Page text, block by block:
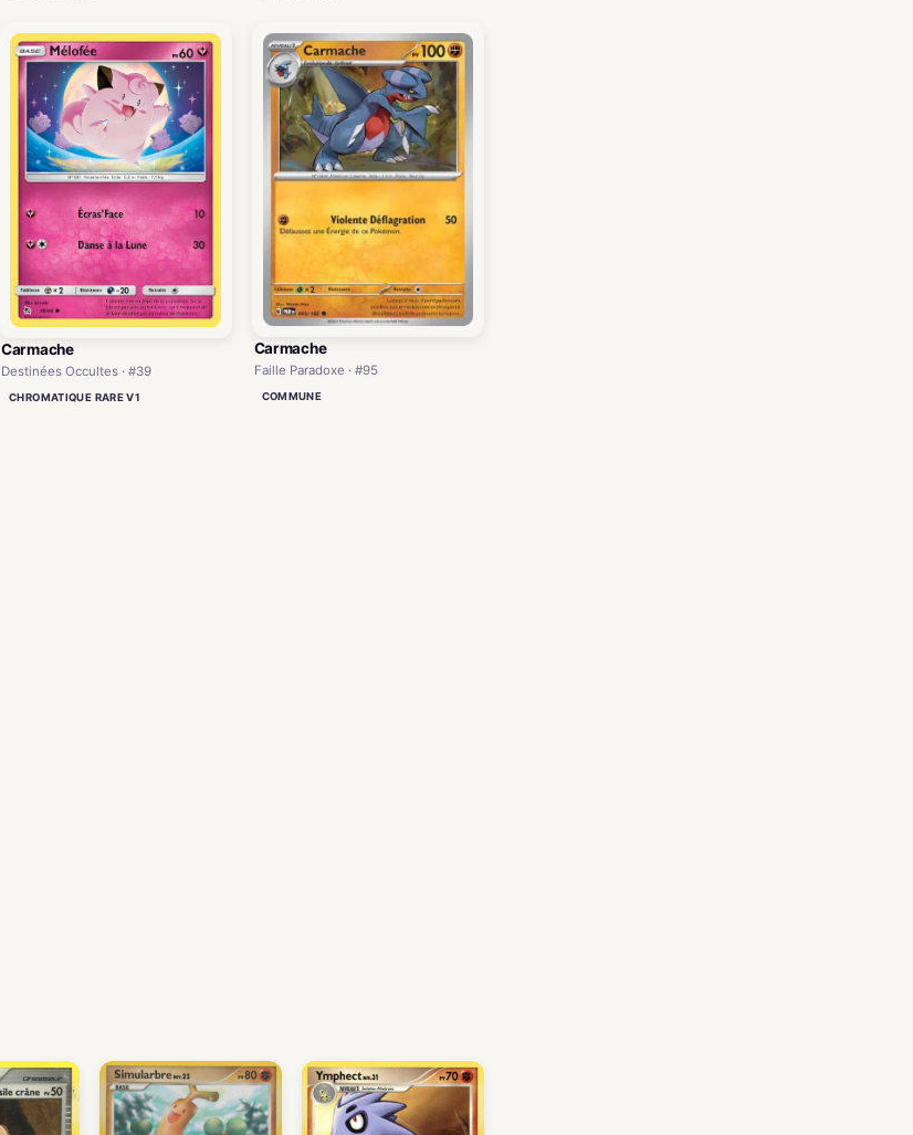
Carmache
Destinées Occultes · #39
CHROMATIQUE RARE V1
Carmache
Faille Paradoxe · #95
COMMUNE